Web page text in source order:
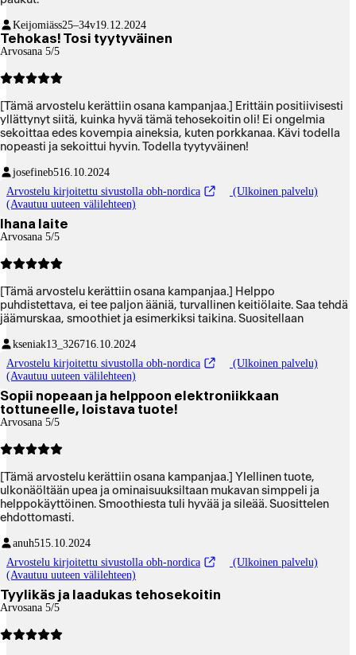
Keijomiäss25–34v19.12.2024
Tehokas! Tosi tyytyväinen
Arvosana 5/5
[Tämä arvostelu kerättiin osana kampanjaa.] Erittäin positiivisesti
yllättynyt siitä, kuinka hyvä tämä tehosekoitin oli! Ei ongelmia
sekoittaa edes kovempia aineksia, kuten porkkanaa. Kävi todella
nopeasti ja sekoittui hyvin. Todella tyytyväinen!
josefineb516.10.2024
Arvostelu kirjoitettu sivustolla obh-nordica
(Ulkoinen palvelu)
(Avautuu uuteen välilehteen)
Ihana laite
Arvosana 5/5
[Tämä arvostelu kerättiin osana kampanjaa.] Helppo
puhdistettava, ei tee paljon ääniä, turvallinen keitiölaite. Saa tehdä
jäämurskaa, smoothiet ja esimerkiksi taikina. Suositellaan
kseniak13_326716.10.2024
Arvostelu kirjoitettu sivustolla obh-nordica
(Ulkoinen palvelu)
(Avautuu uuteen välilehteen)
Sopii nopeaan ja helppoon elektroniikkaan
tottuneelle, loistava tuote!
Arvosana 5/5
[Tämä arvostelu kerättiin osana kampanjaa.] Ylellinen tuote,
ulkonäöltään upea ja ominaisuuksiltaan mukavan simppeli ja
helppokäyttöinen. Smoothiesta tuli hyvää ja sileää. Suosittelen
ehdottomasti.
anuh515.10.2024
Arvostelu kirjoitettu sivustolla obh-nordica
(Ulkoinen palvelu)
(Avautuu uuteen välilehteen)
Tyylikäs ja laadukas tehosekoitin
Arvosana 5/5